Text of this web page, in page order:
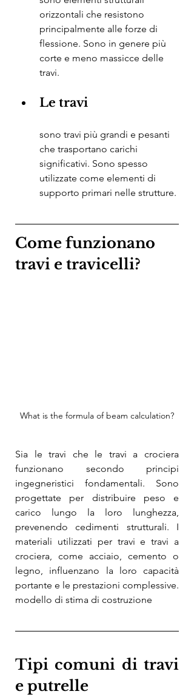
orizzontali che resistono
principalmente alle forze di
flessione. Sono in genere più
corte e meno massicce delle
travi.
Le travi
sono travi più grandi e pesanti
che trasportano carichi
significativi. Sono spesso
utilizzate come elementi di
supporto primari nelle strutture.
Come funzionano
travi e travicelli?
What is the formula of beam calculation?
Sia le travi che le travi a crociera
funzionano secondo principi
ingegneristici fondamentali. Sono
progettate per distribuire peso e
carico lungo la loro lunghezza,
prevenendo cedimenti strutturali. I
materiali utilizzati per travi e travi a
crociera, come acciaio, cemento o
legno, influenzano la loro capacità
portante e le prestazioni complessive.
modello di stima di costruzione
Tipi comuni di travi
e putrelle